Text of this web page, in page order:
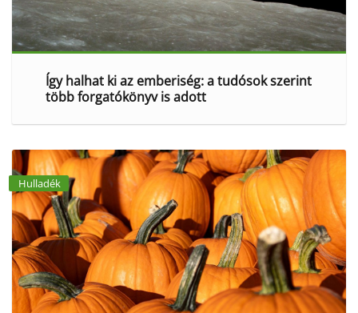
Így halhat ki az emberiség: a tudósok szerint
több forgatókönyv is adott
Hulladék